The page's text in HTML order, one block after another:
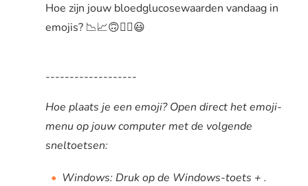
Hoe zijn jouw bloedglucosewaarden vandaag in
emojis? 📉📈🙃😵‍💫😃
-------------------
Hoe plaats je een emoji? Open direct het emoji-
menu op jouw computer met de volgende
sneltoetsen:
Windows: Druk op de Windows-toets + .